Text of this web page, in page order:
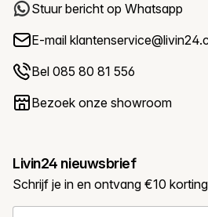
Stuur bericht op Whatsapp
E-mail
Bel 085 80 81 556
Bezoek onze showroom
Livin24 nieuwsbrief
Schrijf je in en ontvang €10